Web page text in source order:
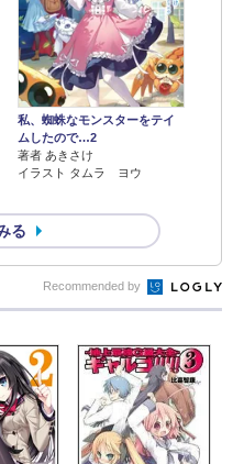
私、蜘蛛なモンスターをテイ
ムしたので…2
著者 あきさけ
イラスト タムラ ヨウ
る
Recommended by